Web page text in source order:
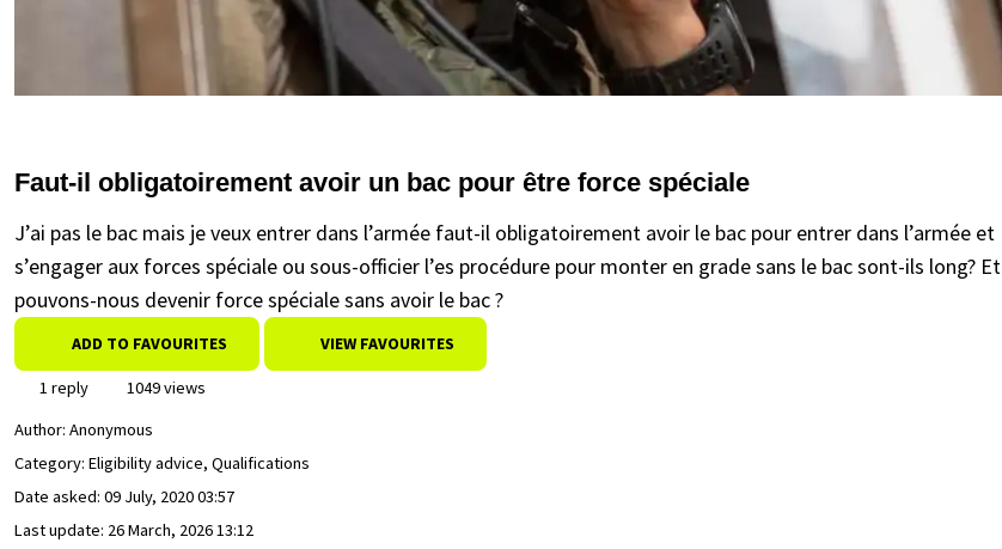
Faut-il obligatoirement avoir un bac pour être force spéciale
J’ai pas le bac mais je veux entrer dans l’armée faut-il obligatoirement avoir le bac pour entrer dans l’armée et
s’engager aux forces spéciale ou sous-officier l’es procédure pour monter en grade sans le bac sont-ils long? Et
pouvons-nous devenir force spéciale sans avoir le bac ?
ADD TO FAVOURITES VIEW FAVOURITES
1 reply
1049 views
Author: Anonymous
Category: Eligibility advice, Qualifications
Date asked: 09 July, 2020 03:57
Last update: 26 March, 2026 13:12